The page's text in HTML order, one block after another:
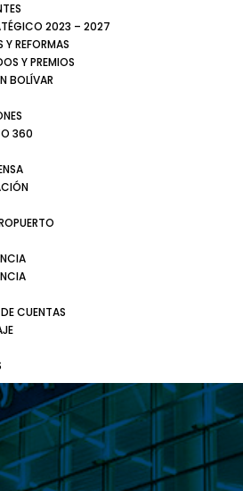
2023 – 2027
REFORMAS
Y PREMIOS
BOLÍVAR
360
CUENTAS